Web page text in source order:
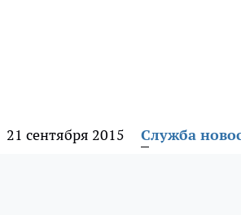
21 сентября 2015 Служба